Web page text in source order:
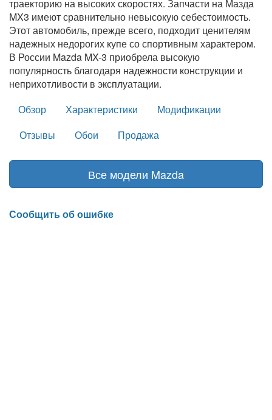
траекторию на высоких скоростях. Запчасти на Мазда
MX3 имеют сравнительно невысокую себестоимость.
Этот автомобиль, прежде всего, подходит ценителям
надежных недорогих купе со спортивным характером.
В России Mazda MX-3 приобрела высокую
популярность благодаря надежности конструкции и
неприхотливости в эксплуатации.
Обзор
Характеристики
Модификации
Отзывы
Обои Продажа
Все модели Mazda
Сообщить об ошибке